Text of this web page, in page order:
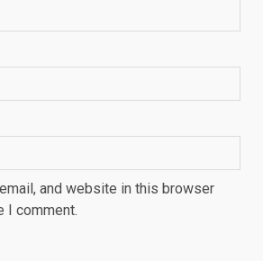
and website in this browser
I comment.